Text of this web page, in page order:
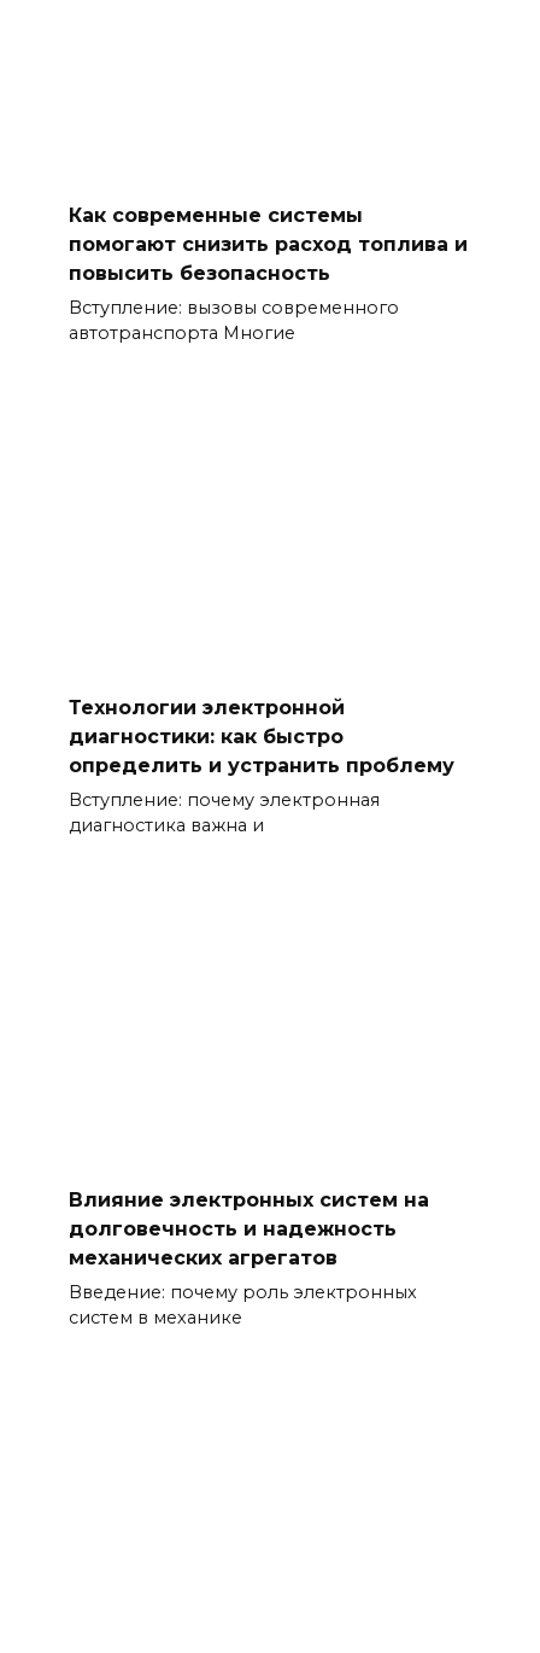
Как современные системы
помогают снизить расход топлива и
повысить безопасность
Вступление: вызовы современного
автотранспорта Многие
Технологии электронной
диагностики: как быстро
определить и устранить проблему
Вступление: почему электронная
диагностика важна и
Влияние электронных систем на
долговечность и надежность
механических агрегатов
Введение: почему роль электронных
систем в механике